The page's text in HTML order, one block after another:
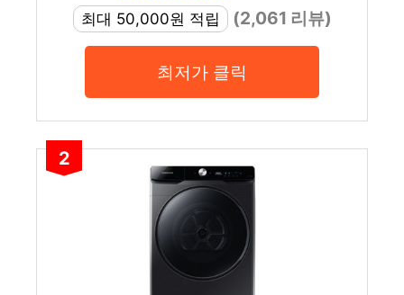
최대 50,000원 적립
(2,061 리뷰)
최저가 클릭
2